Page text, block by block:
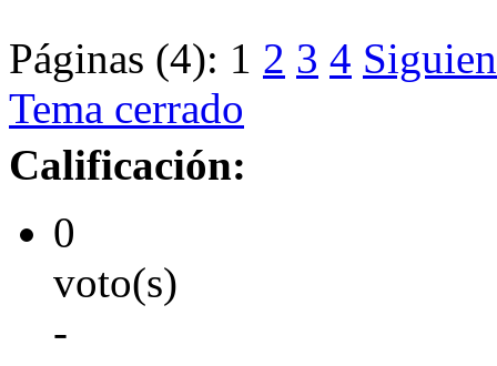
Páginas (4): 1 2 3 4
Tema cerrado
Calificación:
0
voto(s)
-